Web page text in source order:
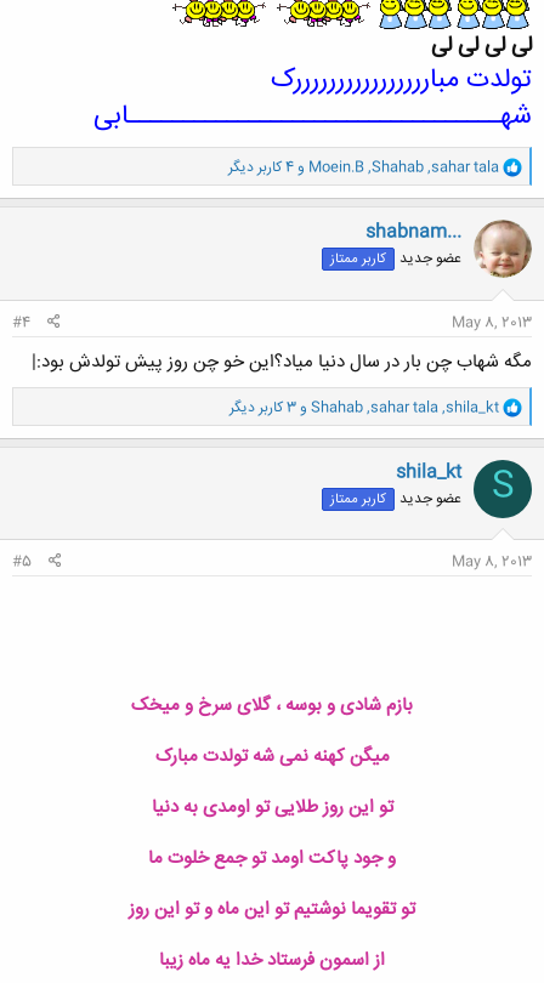
لی لی لی لی
تولدت مباررررررررررررررررک
شهــــــــــــــــــــــــــــــــــابی
و
ا
ک
ن
ش
ه
ا
sahar tala
,
Shahab
,
Moein.B و 4 کاربر دیگر
shabnam...
عضو جدید کاربر ممتاز
May 8, 2013
#4
مگه شهاب چن بار در سال دنیا میاد؟این خو چن روز پیش تولدش بود:|
و
ا
ک
ن
ش
ه
ا
shila_kt
,
sahar tala
,
Shahab و 3 کاربر دیگر
S
shila_kt
عضو جدید کاربر ممتاز
May 8, 2013
#5
بازم شادی و بوسه ، گلای سرخ و میخک
میگن کهنه نمی شه تولدت مبارک
تو این روز طلایی تو اومدی به دنیا
و جود پاکت اومد تو جمع خلوت ما
تو تقویما نوشتیم تو این ماه و تو این روز
از اسمون فرستاد خدا یه ماه زیبا